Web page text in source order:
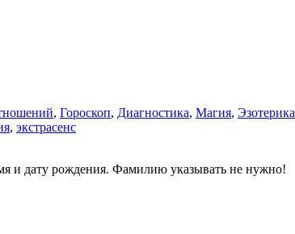
, Гороскоп, Диагностика, Магия, Эзотерика
, экстрасенс
и дату рождения. Фамилию указывать не нужно!